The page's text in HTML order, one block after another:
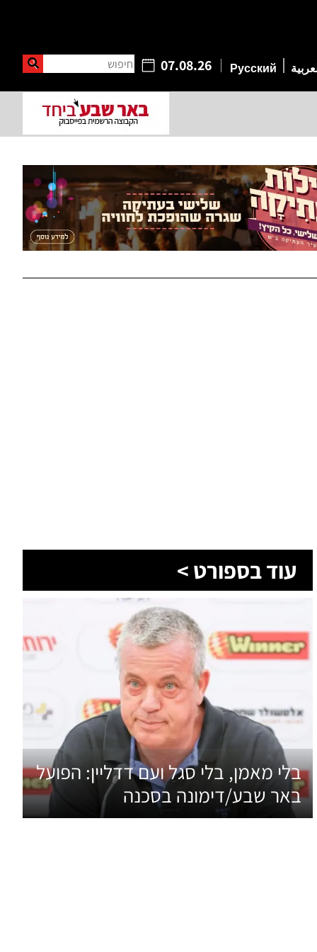
07.08.26 חיפוש Русский
עוד בספורט >
בלי מאמן, בלי סגל ועם דדליין: הפועל
באר שבע/דימונה בסכנה